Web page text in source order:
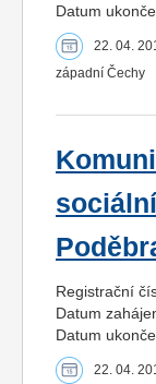
Datum
22. 04.
západní Čechy
Registrační
Datum
Datum
22. 04.